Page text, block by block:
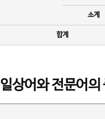
소계
합계
일상어와 전문어의